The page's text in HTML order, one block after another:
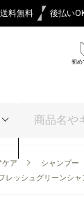
料無料 後払い
初め
ケア シャンプー
レッシュグリーンシ